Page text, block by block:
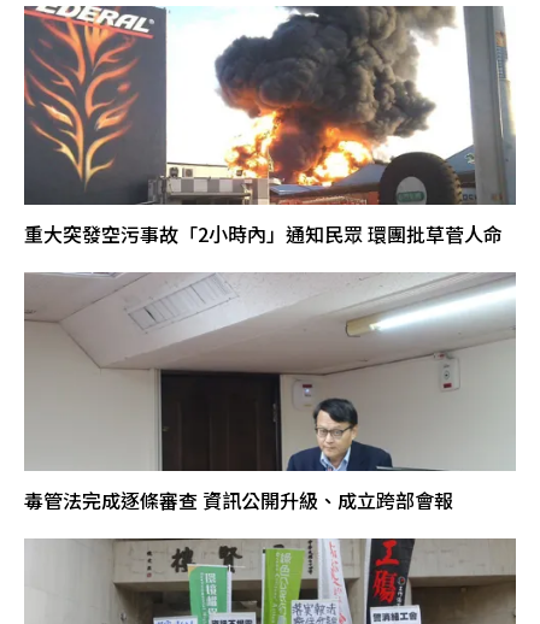
重大突發空污事故「2小時內」通知民眾 環團批草菅人命
毒管法完成逐條審查 資訊公開升級、成立跨部會報